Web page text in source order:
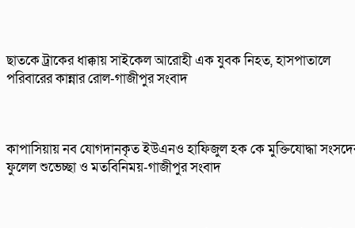
ছাতকে ট্রাকের ধাক্কায় সাইকেল আরোহী এক যুবক নিহত, হাসপাতালে
পরিবারের কান্নার রোল-গাজীপুর সংবাদ
কাপাসিয়ায় নব যোগদানকৃত ইউএনও হাফিজুল হক কে মুক্তিযোদ্ধা
ফুলেল শুভেচ্ছা ও মতবিনিময়-গাজীপুর সংবাদ